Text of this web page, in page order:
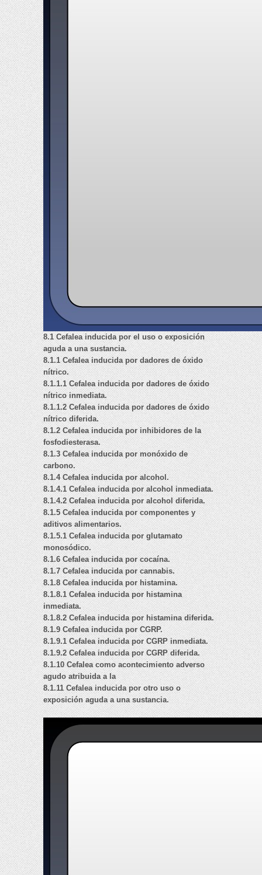
8.1 Cefalea inducida por el uso o exposición
aguda a una sustancia.
8.1.1 Cefalea inducida por dadores de óxido
nítrico.
8.1.1.1 Cefalea inducida por dadores de óxido
nítrico inmediata.
8.1.1.2 Cefalea inducida por dadores de óxido
nítrico diferida.
8.1.2 Cefalea inducida por inhibidores de la
fosfodiesterasa.
8.1.3 Cefalea inducida por monóxido de
carbono.
8.1.4 Cefalea inducida por alcohol.
8.1.4.1 Cefalea inducida por alcohol inmediata.
8.1.4.2 Cefalea inducida por alcohol diferida.
8.1.5 Cefalea inducida por componentes y
aditivos alimentarios.
8.1.5.1 Cefalea inducida por glutamato
monosódico.
8.1.6 Cefalea inducida por cocaína.
8.1.7 Cefalea inducida por cannabis.
8.1.8 Cefalea inducida por histamina.
8.1.8.1 Cefalea inducida por histamina
inmediata.
8.1.8.2 Cefalea inducida por histamina diferida.
8.1.9 Cefalea inducida por CGRP.
8.1.9.1 Cefalea inducida por CGRP inmediata.
8.1.9.2 Cefalea inducida por CGRP diferida.
8.1.10 Cefalea como acontecimiento adverso
agudo atribuida a la
8.1.11 Cefalea inducida por otro uso o
exposición aguda a una sustancia.